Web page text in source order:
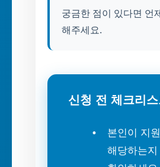
궁금한 점이 있다면 언
해주세요.
신청 전 체크리
본인이 지
해당하는지